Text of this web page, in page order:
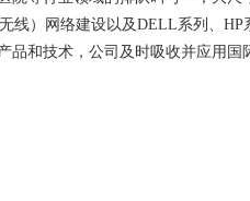
线）网络建设以及DELL系列、
和技术，公司及时吸收并应用